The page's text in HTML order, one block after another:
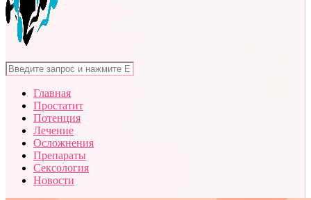
Главная
Простатит
Потенция
Лечение
Осложнения
Препараты
Сексология
Новости